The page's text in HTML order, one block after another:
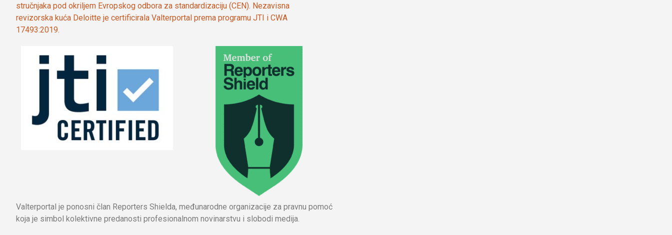
stručnjaka pod okriljem Evropskog odbora za standardizaciju (CEN). Nezavisna
revizorska kuća Deloitte je certificirala Valterportal prema programu JTI i CWA
17493:2019.
Valterportal je ponosni član Reporters Shielda, međunarodne organizacije za pravnu pomoć
koja je simbol kolektivne predanosti profesionalnom novinarstvu i slobodi medija.